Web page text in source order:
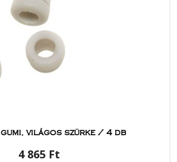
világos szürke / 4 db
4 865 Ft